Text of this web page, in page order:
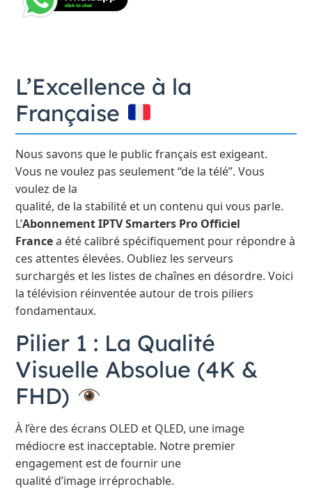
L’Excellence à la
Française
Nous savons que le public français est exigeant.
Vous ne voulez pas seulement “de la télé”. Vous
voulez de la
qualité, de la stabilité et un contenu qui vous parle.
L’Abonnement IPTV Smarters Pro Officiel
Francea été calibré spécifiquement pour répondre à
ces attentes élevées. Oubliez les serveurs
surchargés et les listes de chaînes en désordre. Voici
la télévision réinventée autour de trois piliers
fondamentaux.
Pilier 1 : La Qualité
Visuelle Absolue (4K &
FHD)
À l’ère des écrans OLED et QLED, une image
médiocre est inacceptable. Notre premier
engagement est de fournir une
qualité d’image irréprochable.